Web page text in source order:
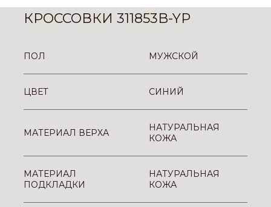
КРОССОВКИ 311853B-YP
ПОЛ МУЖСКОЙ
ЦВЕТ СИНИЙ
МАТЕРИАЛ ВЕРХА
НАТУРАЛЬНАЯ
КОЖА
МАТЕРИАЛ
ПОДКЛАДКИ
НАТУРАЛЬНАЯ
КОЖА